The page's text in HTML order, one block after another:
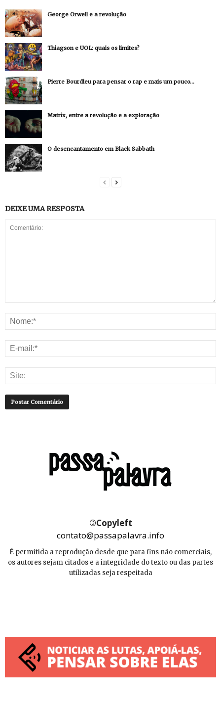
George Orwell e a revolução
Thiagson e UOL: quais os limites?
Pierre Bourdieu para pensar o rap e mais um pouco…
Matrix, entre a revolução e a exploração
O desencantamento em Black Sabbath
DEIXE UMA RESPOSTA
©Copyleft
contato@passapalavra.info
É permitida a reprodução desde que para fins não comerciais,
os autores sejam citados e a integridade do texto ou das partes
utilizadas seja respeitada